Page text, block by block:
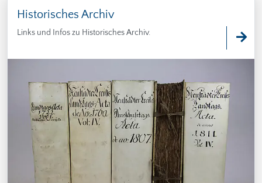
Historisches Archiv
Links und Infos zu Historisches Archiv.